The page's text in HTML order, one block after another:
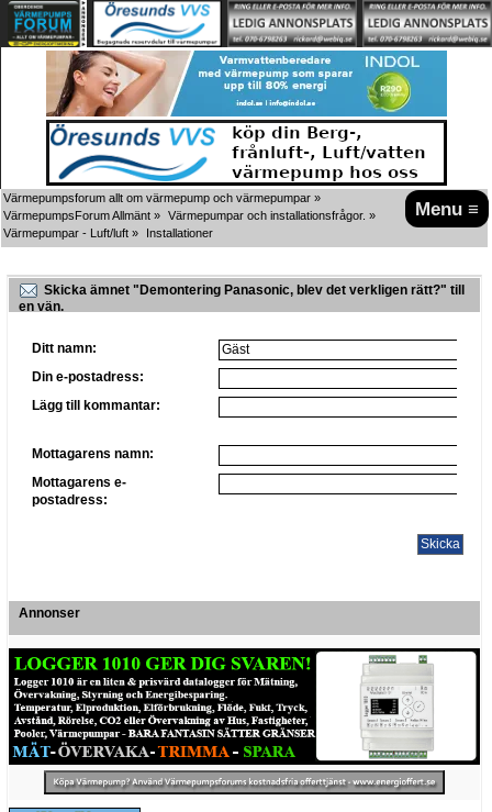
Menu ≡
Värmepumpsforum allt om värmepump och värmepumpar »
VärmepumpsForum Allmänt » Värmepumpar och installationsfrågor. »
Värmepumpar - Luft/luft » Installationer
Skicka ämnet "Demontering Panasonic, blev det verkligen rätt?" till
en vän.
Ditt namn:
Din e-postadress:
Lägg till kommantar:
Mottagarens namn:
Mottagarens e-
postadress:
Annonser